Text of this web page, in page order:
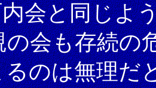
会と同じよ
の会も存続の
るのは無理だ